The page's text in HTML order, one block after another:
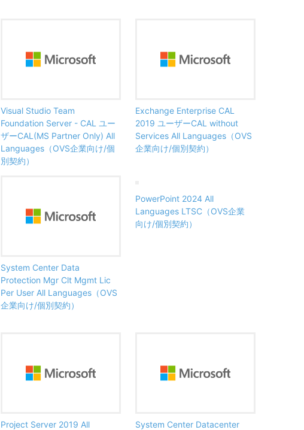
Visual Studio Team
Foundation Server - CAL ユー
ザーCAL(MS Partner Only) All
Languages（OVS企業向け/個
別契約）
Exchange Enterprise CAL
2019 ユーザーCAL without
Services All Languages（OVS
企業向け/個別契約）
System Center Data
Protection Mgr Clt Mgmt Lic
Per User All Languages（OVS
企業向け/個別契約）
PowerPoint 2024 All
Languages LTSC（OVS企業
向け/個別契約）
Project Server 2019 All
System Center Datacenter